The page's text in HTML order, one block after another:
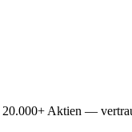
Aktien —